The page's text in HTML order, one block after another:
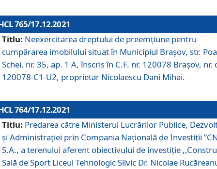
765/17.12.2021
Titlu: Neexercitarea dreptului de preemţiune pentru
cumpărarea imobilului situat în Municipiul Braşov, str.
Schei, nr. 35, ap. 1 A, înscris în C.F. nr. 120078 Brașov, nr.
120078-C1-U2, proprietar Nicolaescu Dani Mihai.
764/17.12.2021
Titlu: Predarea către Ministerul Lucrărilor Publice,
și Administrației prin Compania Naţională de Investiţii
S.A., a terenului aferent obiectivului de investiţie
Sală de Sport Liceul Tehnologic Silvic Dr. Nicolae